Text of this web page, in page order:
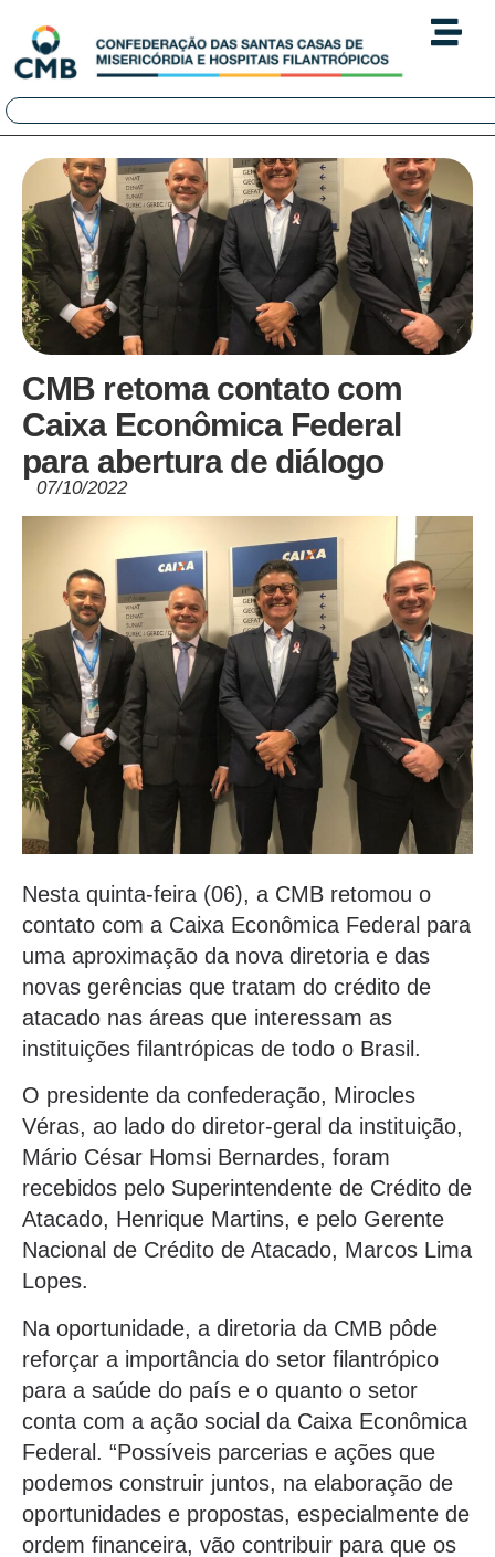
CMB retoma contato com
Caixa Econômica Federal
para abertura de diálogo
07/10/2022
Nesta quinta-feira (06), a CMB retomou o
contato com a Caixa Econômica Federal para
uma aproximação da nova diretoria e das
novas gerências que tratam do crédito de
atacado nas áreas que interessam as
instituições filantrópicas de todo o Brasil.
O presidente da confederação, Mirocles
Véras, ao lado do diretor-geral da instituição,
Mário César Homsi Bernardes, foram
recebidos pelo Superintendente de Crédito de
Atacado, Henrique Martins, e pelo Gerente
Nacional de Crédito de Atacado, Marcos Lima
Lopes.
Na oportunidade, a diretoria da CMB pôde
reforçar a importância do setor filantrópico
para a saúde do país e o quanto o setor
conta com a ação social da Caixa Econômica
Federal. “Possíveis parcerias e ações que
podemos construir juntos, na elaboração de
oportunidades e propostas, especialmente de
ordem financeira, vão contribuir para que os